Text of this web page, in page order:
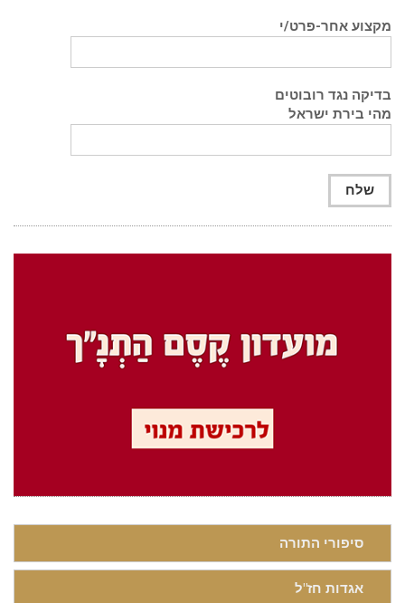
מקצוע אחר-פרט/י
בדיקה נגד רובוטים
מהי בירת ישראל
סיפורי התורה
אגדות חז"ל